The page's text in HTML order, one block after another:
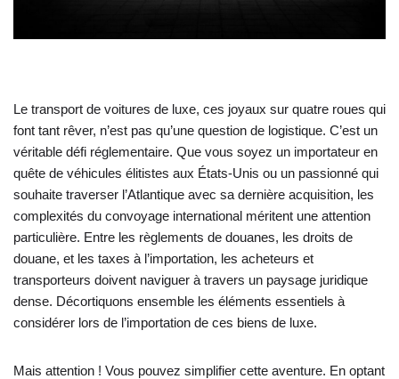
Le transport de voitures de luxe, ces joyaux sur quatre roues qui
font tant rêver, n’est pas qu’une question de logistique. C’est un
véritable défi réglementaire. Que vous soyez un importateur en
quête de véhicules élitistes aux États-Unis ou un passionné qui
souhaite traverser l’Atlantique avec sa dernière acquisition, les
complexités du convoyage international méritent une attention
particulière. Entre les règlements de douanes, les droits de
douane, et les taxes à l’importation, les acheteurs et
transporteurs doivent naviguer à travers un paysage juridique
dense. Décortiquons ensemble les éléments essentiels à
considérer lors de l’importation de ces biens de luxe.
Mais attention ! Vous pouvez simplifier cette aventure. En optant